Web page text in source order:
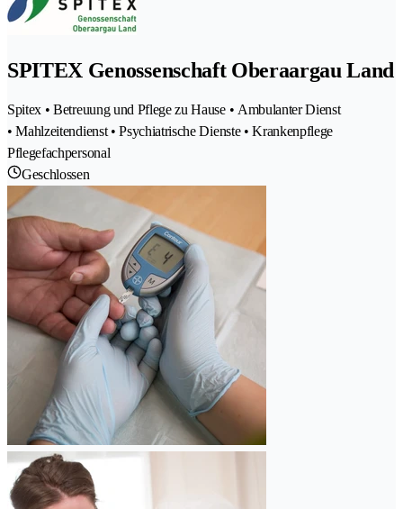
SPITEX Genossenschaft Oberaargau Land
Spitex • Betreuung und Pflege zu Hause • Ambulanter Dienst
• Mahlzeitendienst • Psychiatrische Dienste • Krankenpflege
Pflegefachpersonal
Geschlossen